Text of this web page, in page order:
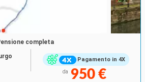
Pagamento in 4X
completa
da 950 €